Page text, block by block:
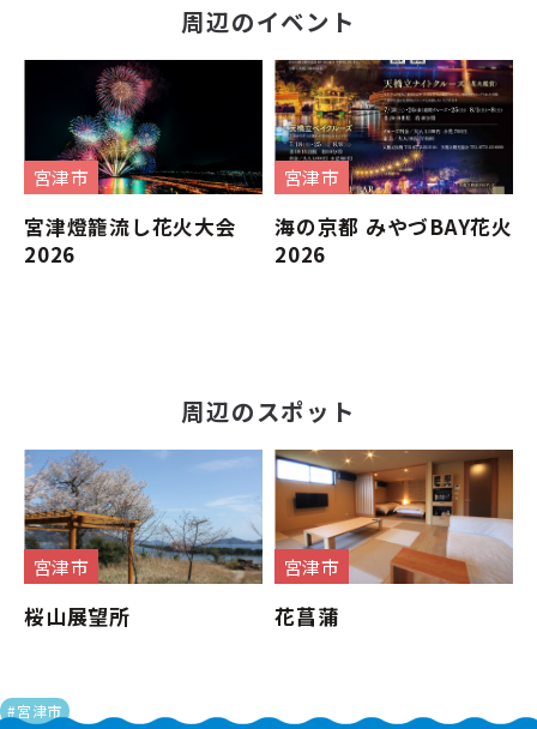
#宮津市
周辺のイベント
宮津市
宮津燈籠流し花火大会
2026
宮津市
海の京都 みやづBAY花火
2026
周辺のスポット
宮津市
桜山展望所
宮津市
花菖蒲